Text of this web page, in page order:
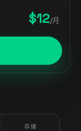
$12/月
存储